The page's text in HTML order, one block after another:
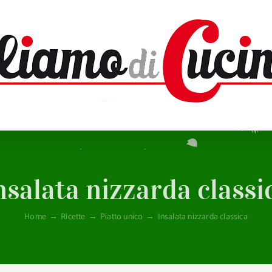
nizzarda
Home → Ricette → Piatto unico → Insalata nizzarda classica